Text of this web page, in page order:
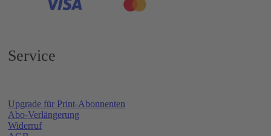
Service
Upgrade für Print-Abonnenten
Abo-Verlängerung
Widerruf